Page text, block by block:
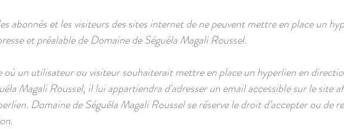
abonnés et les visiteurs des sites internet de ne peuvent mettre en place un
et préalable de Domaine de Séguéla Magali Roussel.
où un utilisateur ou visiteur souhaiterait mettre en place un hyperlien en
Magali Roussel, il lui appartiendra d'adresser un email accessible sur le site
Domaine de Séguéla Magali Roussel se réserve le droit d’accepter ou de